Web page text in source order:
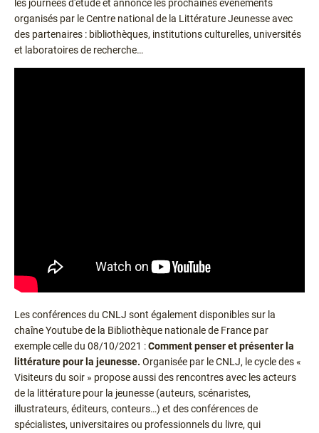
les journées d'étude et annonce les prochaines événements
organisés par le Centre national de la Littérature Jeunesse avec
des partenaires : bibliothèques, institutions culturelles, universités
et laboratoires de recherche…
Les conférences du CNLJ sont également disponibles sur la
chaîne Youtube de la Bibliothèque nationale de France par
exemple celle du 08/10/2021 :Comment penser et présenter la
littérature pour la jeunesse. Organisée par le CNLJ, le cycle des «
Visiteurs du soir » propose aussi des rencontres avec les acteurs
de la littérature pour la jeunesse (auteurs, scénaristes,
illustrateurs, éditeurs, conteurs…) et des conférences de
spécialistes, universitaires ou professionnels du livre, qui